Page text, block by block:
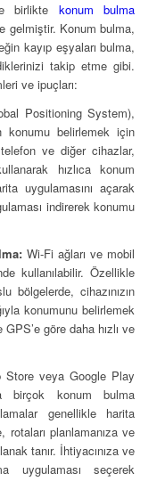
birlikte konum bulma
gelmiştir. Konum bulma,
kayıp eşyaları bulma,
takip etme gibi.
ve ipuçları:
Positioning System),
konumu belirlemek için
ve diğer cihazlar,
hızlıca konum
uygulamasını açarak
indirerek konumu
Wi-Fi ağları ve mobil
kullanılabilir. Özellikle
bölgelerde, cihazınızın
konumunu belirlemek
göre daha hızlı ve
Store veya Google Play
birçok konum bulma
genellikle harita
rotaları planlamanıza ve
tanır. İhtiyacınıza ve
uygulaması seçerek